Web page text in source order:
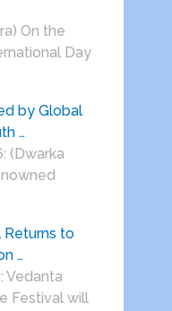
On the
Day
by Global
…
(Dwarka
Returns to
…
Vedanta
Festival will